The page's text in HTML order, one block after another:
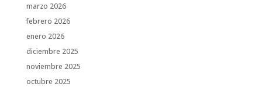
marzo 2026
febrero 2026
enero 2026
diciembre 2025
noviembre 2025
octubre 2025